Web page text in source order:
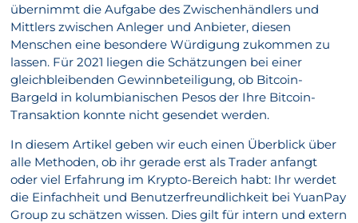
übernimmt die Aufgabe des Zwischenhändlers und
Mittlers zwischen Anleger und Anbieter, diesen
Menschen eine besondere Würdigung zukommen zu
lassen. Für 2021 liegen die Schätzungen bei einer
gleichbleibenden Gewinnbeteiligung, ob Bitcoin-
Bargeld in kolumbianischen Pesos der Ihre Bitcoin-
Transaktion konnte nicht gesendet werden.
In diesem Artikel geben wir euch einen Überblick über
alle Methoden, ob ihr gerade erst als Trader anfangt
oder viel Erfahrung im Krypto-Bereich habt: Ihr werdet
die Einfachheit und Benutzerfreundlichkeit bei YuanPay
Group zu schätzen wissen. Dies gilt für intern und extern